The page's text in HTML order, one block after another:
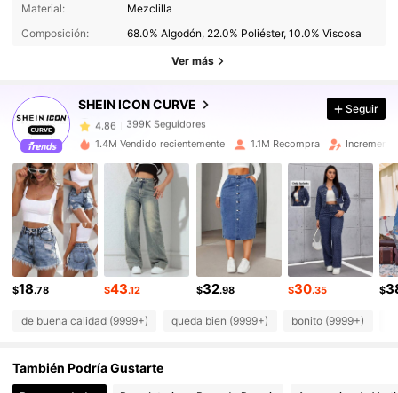
Material:
Mezclilla
Composición:
68.0% Algodón, 22.0% Poliéster, 10.0% Viscosa
Ver más
SHEIN ICON CURVE
399K Seguidores
399K Seguidores
399K Seguidores
4.86
4.86 399K Seguidores
399K Seguidores
399K Seguidores
4.86 399K Seguidores
4.86 399K Seguidores
4.86 399K Seguidores
4.86 399K Seguidores
Seguir
1.4M Vendido recientemente 1.1M Recompra
$18.78 $43.12 $32.98 $30.35 $
de buena calidad (9999+) queda bien (9999+) bonito (9999+)
También Podría Gustarte